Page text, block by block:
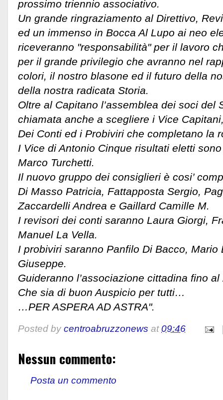
prossimo triennio associativo.
Un grande ringraziamento al Direttivo,
ed un immenso in Bocca Al Lupo ai neo
riceveranno "responsabilità" per il lavoro
per il grande privilegio che avranno nel
colori, il nostro blasone ed il futuro della
della nostra radicata Storia.
Oltre al Capitano l’assemblea dei soci del
chiamata anche a scegliere i Vice
Dei Conti ed i Probiviri che completano la
I Vice di Antonio Cinque risultati eletti
Marco Turchetti.
Il nuovo gruppo dei consiglieri è cosi’
Di Masso Patricia, Fattapposta Sergio,
Zaccardelli Andrea e Gaillard Camille M.
I revisori dei conti saranno Laura Giorgi,
Manuel La Vella.
I probiviri saranno Panfilo Di Bacco, Mario
Giuseppe.
Guideranno l’associazione cittadina fino al
Che sia di buon Auspicio per tutti…
…PER ASPERA AD ASTRA".
Posted by centroabruzzonews at09:46
Nessun commento:
Posta un commento